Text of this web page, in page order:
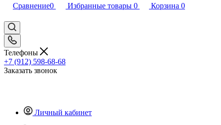
Сравнение0 Избранные товары 0 Корзина 0
Телефоны
+7 (912) 598-68-68
Заказать звонок
Личный кабинет